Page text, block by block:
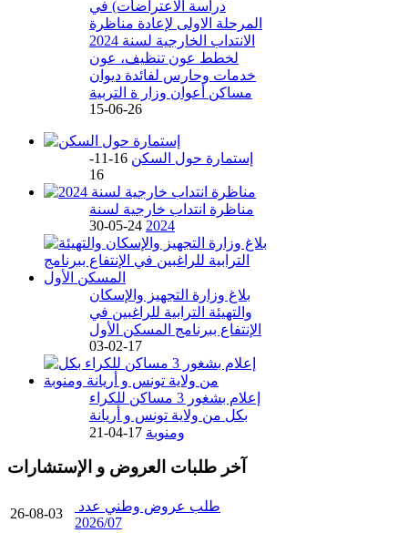
دراسة الاعتراضات) في
المرحلة الاولى لإعادة مناظرة
الانتداب الخارجية لسنة 2024
لخطط عون تنظيف، عون
خدمات وحارس لفائدة ديوان
مساكن أعوان وزار ة التربية
26-06-15
إستمارة حول السكن
16-11-
16
مناظرة انتداب خارجية لسنة
2024
24-05-30
بلاغ وزارة التجهيز والإسكان
والتهيئة الترابية للراغبين في
الإنتفاع ببرنامج المسكن الأول
17-02-03
إعلام بشغور 3 مساكن للكراء
بكل من ولاية تونس و أريانة
ومنوبة 17-04-21
آخر طلبات العروض و الإستشارات
26-08-03
2026/07